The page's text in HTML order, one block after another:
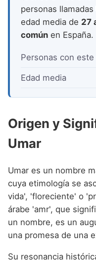
Nombres de
Nombres de
Nombres de
Nombres de
Nombres de
Nombres de
Nombres de
Nombres de
Nombres
personas llamadas
edad media de 27
común en España.
Personas con
Edad media
Origen y
Umar
Umar es un nombre
cuya etimología se
vida', 'floreciente' o
árabe 'amr', que
un nombre, es un
una promesa de una
Su resonancia